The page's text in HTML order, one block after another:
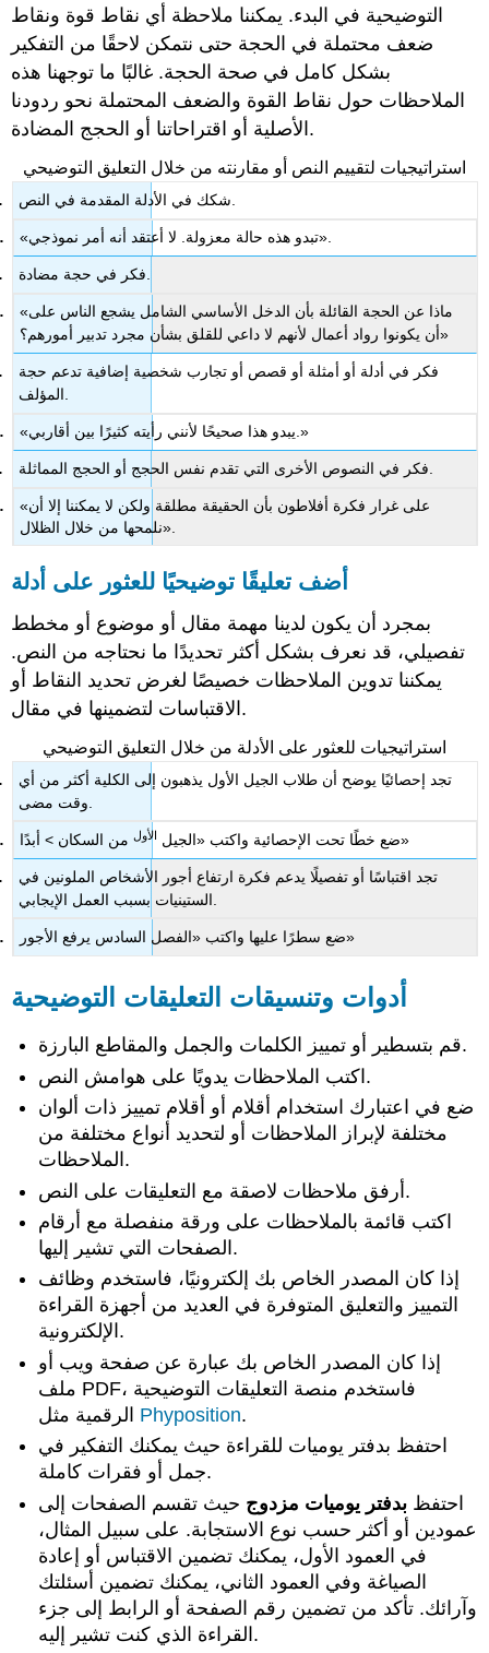
التوضيحية في البدء. يمكننا ملاحظة أي نقاط قوة ونقاط
ضعف محتملة في الحجة حتى نتمكن لاحقًا من التفكير
بشكل كامل في صحة الحجة. غالبًا ما توجهنا هذه
الملاحظات حول نقاط القوة والضعف المحتملة نحو ردودنا
الأصلية أو اقتراحاتنا أو الحجج المضادة.
استراتيجيات لتقييم النص أو مقارنته من خلال التعليق التوضيحي
«تبدو هذه حالة معزولة. لا أعتقد أنه أمر نموذجي».
«ماذا عن الحجة القائلة بأن الدخل الأساسي الشامل يشجع الناس على
أن يكونوا رواد أعمال لأنهم لا داعي للقلق بشأن مجرد تدبير أمورهم؟»
فكر في أدلة أو أمثلة أو قصص أو تجارب شخصية إضافية تدعم حجة
«يبدو هذا صحيحًا لأنني رأيته كثيرًا بين أقاربي.»
«على غرار فكرة أفلاطون بأن الحقيقة مطلقة ولكن لا يمكننا إلا أن
نلمحها من خلال الظلال».
أضف تعليقًا توضيحيًا للعثور على أدلة
بمجرد أن يكون لدينا مهمة مقال أو موضوع أو مخطط
تفصيلي، قد نعرف بشكل أكثر تحديدًا ما نحتاجه من النص.
يمكننا تدوين الملاحظات خصيصًا لغرض تحديد النقاط أو
الاقتباسات لتضمينها في مقال.
استراتيجيات للعثور على الأدلة من خلال التعليق التوضيحي
تجد إحصائيًا يوضح أن طلاب الجيل الأول يذهبون إلى الكلية أكثر من أي
ضع خطًا تحت الإحصائية واكتب «الجيل الأول من السكان > أبدًا»
تجد اقتباسًا أو تفصيلًا يدعم فكرة ارتفاع أجور الأشخاص الملونين في
ضع سطرًا عليها واكتب «الفصل السادس يرفع الأجور»
أدوات وتنسيقات التعليقات التوضيحية
قم بتسطير أو تمييز الكلمات والجمل والمقاطع البارزة.
اكتب الملاحظات يدويًا على هوامش النص.
ضع في اعتبارك استخدام أقلام أو أقلام تمييز ذات ألوان
مختلفة لإبراز الملاحظات أو لتحديد أنواع مختلفة من
الملاحظات.
أرفق ملاحظات لاصقة مع التعليقات على النص.
اكتب قائمة بالملاحظات على ورقة منفصلة مع أرقام
الصفحات التي تشير إليها.
إذا كان المصدر الخاص بك إلكترونيًا، فاستخدم وظائف
التمييز والتعليق المتوفرة في العديد من أجهزة القراءة
الإلكترونية.
إذا كان المصدر الخاص بك عبارة عن صفحة ويب أو
ملف PDF، فاستخدم منصة التعليقات التوضيحية
Phyposition.
احتفظ بدفتر يوميات للقراءة حيث يمكنك التفكير في
جمل أو فقرات كاملة.
احتفظ بدفتر يوميات مزدوج حيث تقسم الصفحات إلى
عمودين أو أكثر حسب نوع الاستجابة. على سبيل المثال،
في العمود الأول، يمكنك تضمين الاقتباس أو إعادة
الصياغة وفي العمود الثاني، يمكنك تضمين أسئلتك
وآرائك. تأكد من تضمين رقم الصفحة أو الرابط إلى جزء
القراءة الذي كنت تشير إليه.